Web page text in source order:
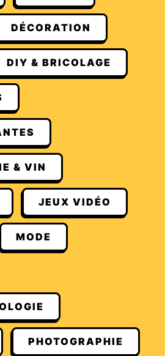
DÉCORATION
DIY & BRICOLAGE
& VIN
JEUX VIDÉO
MODE
PHOTOGRAPHIE